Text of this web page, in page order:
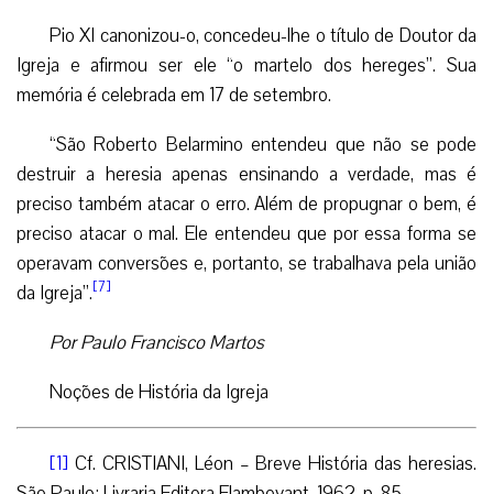
Pio XI canonizou-o, concedeu-lhe o título de Doutor da
Igreja e afirmou ser ele “o martelo dos hereges”. Sua
memória é celebrada em 17 de setembro.
“São Roberto Belarmino entendeu que não se pode
destruir a heresia apenas ensinando a verdade, mas é
preciso também atacar o erro. Além de propugnar o bem, é
preciso atacar o mal. Ele entendeu que por essa forma se
operavam conversões e, portanto, se trabalhava pela união
da Igreja”.[7]
Por Paulo Francisco Martos
Noções de História da Igreja
[1] Cf. CRISTIANI, Léon – Breve História das heresias.